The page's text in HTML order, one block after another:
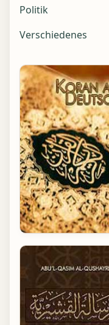
Politik
Verschiedenes